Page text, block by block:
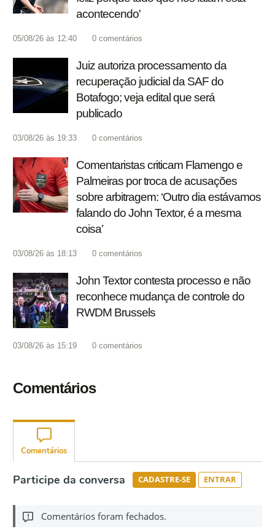
acontecendo'
05/08/26 às 12:40 0 comentários
Juiz autoriza processamento da
recuperação judicial da SAF do
Botafogo; veja edital que será
publicado
03/08/26 às 19:33 0 comentários
Comentaristas criticam Flamengo e
Palmeiras por troca de acusações
sobre arbitragem: ‘Outro dia estávamos
falando do John Textor, é a mesma
coisa’
03/08/26 às 18:13 0 comentários
John Textor contesta processo e não
reconhece mudança de controle do
RWDM Brussels
03/08/26 às 15:19 0 comentários
Comentários